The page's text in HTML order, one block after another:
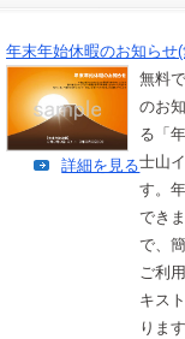
年末年始休暇のお知らせ
無料
のお
る「
士山
す。
でき
で、
ご利
キス
りま
詳細を見る